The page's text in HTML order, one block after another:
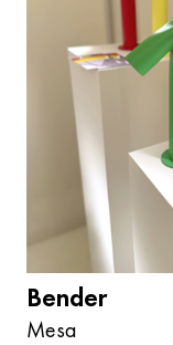
Bender
Mesa